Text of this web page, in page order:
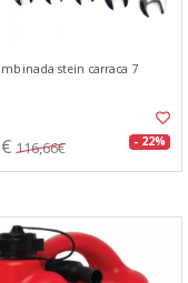
stein carraca 7
116,66€ - 22%